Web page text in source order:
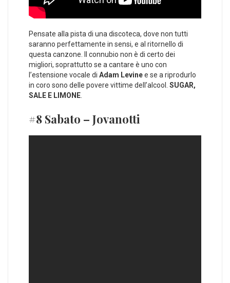
Pensate alla pista di una discoteca, dove non tutti
saranno perfettamente in sensi, e al ritornello di
questa canzone. Il connubio non è di certo dei
migliori, soprattutto se a cantare è uno con
l’estensione vocale di Adam Levinee se a riprodurlo
in coro sono delle povere vittime dell’alcool. SUGAR,
SALE E LIMONE
#8 Sabato – Jovanotti